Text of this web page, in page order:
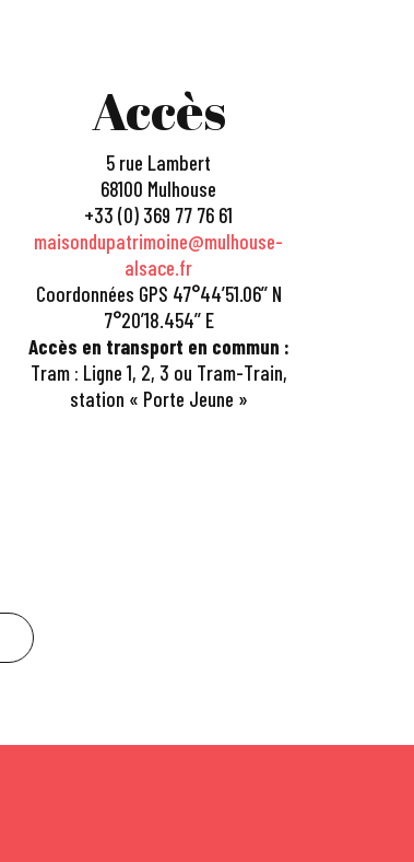
Accès
5 rue Lambert
68100 Mulhouse
+33 (0) 369 77 76 61
maisondupatrimoine@mulhouse-
alsace.fr
Coordonnées GPS 47°44’51.06’’ N
7°20’18.454’’ E
Accès en transport en commun :
Tram : Ligne 1, 2, 3 ou Tram-Train,
station « Porte Jeune »